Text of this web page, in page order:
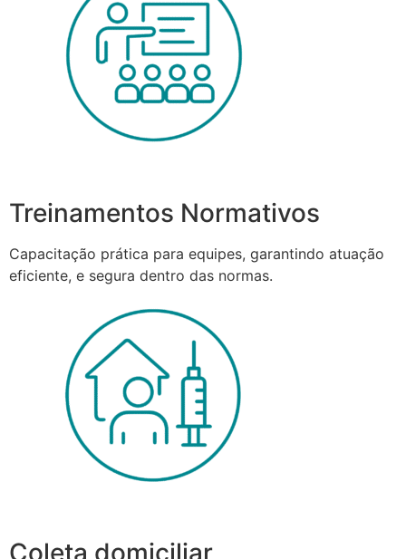
Treinamentos Normativos
Capacitação prática para equipes, garantindo atuação
eficiente, e segura dentro das normas.
Coleta domiciliar